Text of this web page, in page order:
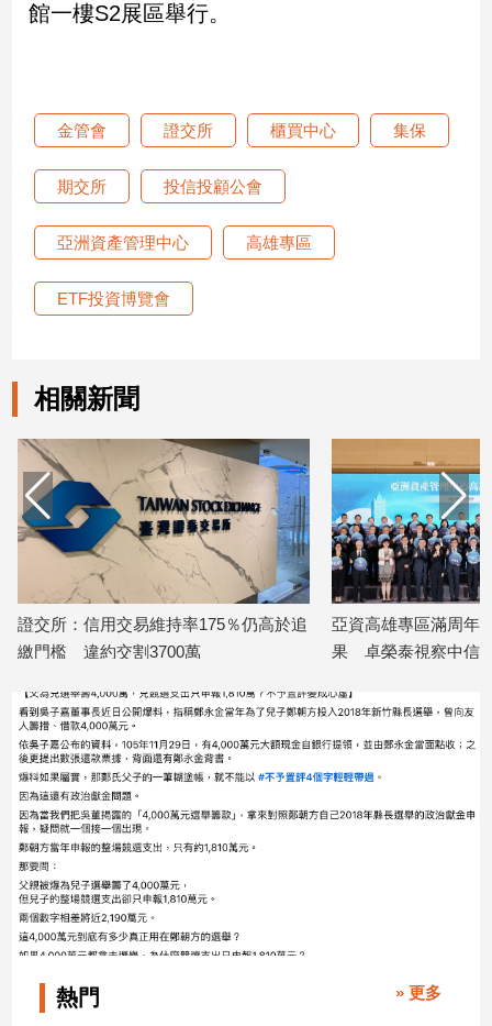
作
投
稿
專
區
【我
的
觀
館一樓S2展區舉行。
金管會 證交所 櫃買中心 集保
期交所 投信投顧公會
亞洲資產管理中心 高雄專區
ETF投資博覽會
相關新聞
證交所：信用交易維持率175％仍高於追
繳門檻 違約交割3700萬
亞資高雄專區滿周年
果 卓榮泰視察中信
熱門 » 更多